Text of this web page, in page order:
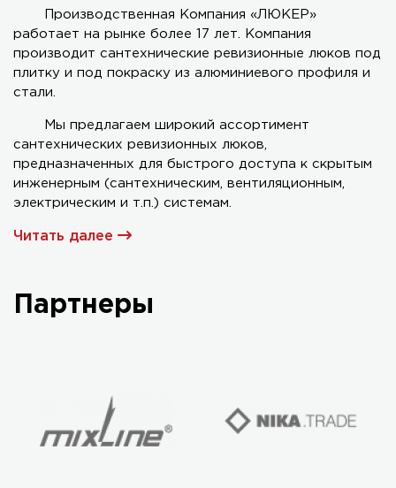
Серия AL-KR двухстворчатый
Производственная Компания «ЛЮКЕР»
работает на рынке более 17 лет. Компания
производит сантехнические ревизионные люков под
плитку и под покраску из алюминиевого профиля и
стали.
Мы предлагаем широкий ассортимент
сантехнических ревизионных люков,
предназначенных для быстрого доступа к скрытым
инженерным (сантехническим, вентиляционным,
электрическим и т.п.) системам.
Читать далее
Партнеры